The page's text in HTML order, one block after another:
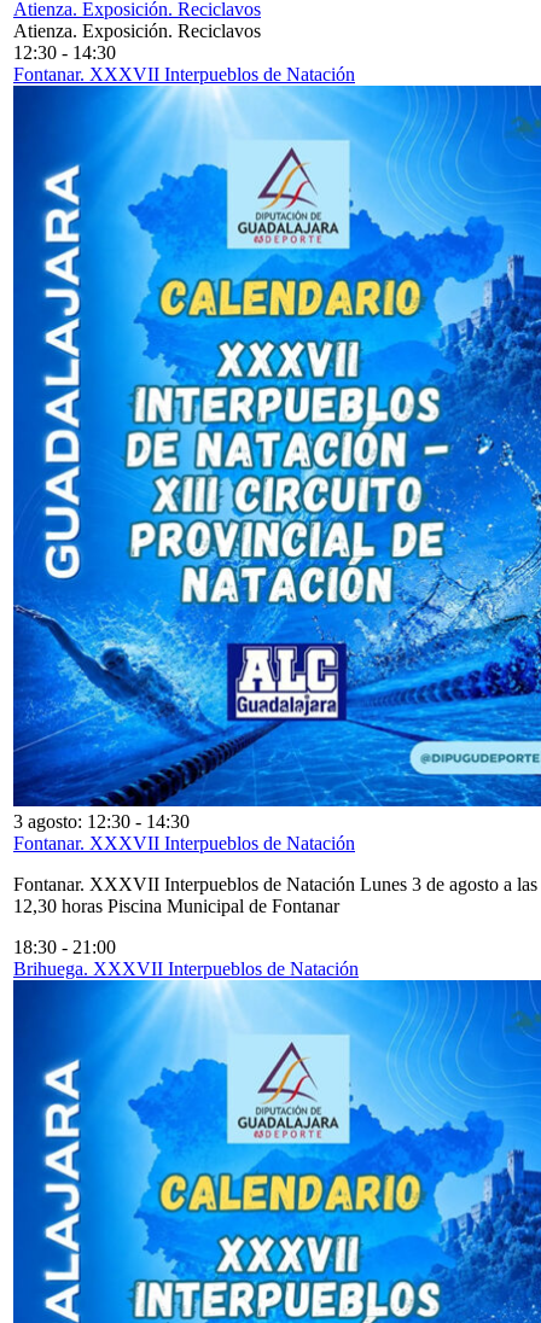
Atienza. Exposición. Reciclavos
Atienza. Exposición. Reciclavos
12:30 - 14:30
Fontanar. XXXVII Interpueblos de Natación
3 agosto: 12:30 - 14:30
Fontanar. XXXVII Interpueblos de Natación
Fontanar. XXXVII Interpueblos de Natación Lunes 3 de agosto a las
12,30 horas Piscina Municipal de Fontanar
18:30 - 21:00
Brihuega. XXXVII Interpueblos de Natación